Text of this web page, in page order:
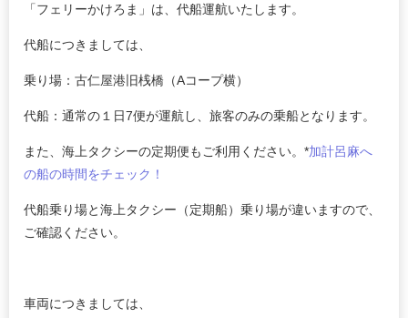
「フェリーかけろま」は、代船運航いたします。
代船につきましては、
乗り場：古仁屋港旧桟橋（Aコープ横）
代船：通常の１日7便が運航し、旅客のみの乗船となります。
また、海上タクシーの定期便もご利用ください。*加計呂麻へ
の船の時間をチェック！
代船乗り場と海上タクシー（定期船）乗り場が違いますので、
ご確認ください。
車両につきましては、